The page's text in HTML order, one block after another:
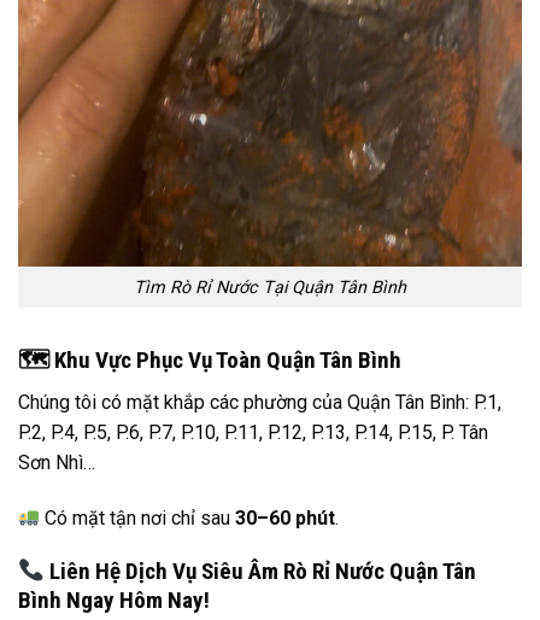
Tìm Rò Rỉ Nước Tại Quận Tân Bình
🗺️ Khu Vực Phục Vụ Toàn Quận Tân Bình
Chúng tôi có mặt khắp các phường của Quận Tân Bình: P.1,
P.2, P.4, P.5, P.6, P.7, P.10, P.11, P.12, P.13, P.14, P.15, P. Tân
Sơn Nhì…
Có mặt tận nơi chỉ sau30–60 phút.
Liên Hệ Dịch Vụ Siêu Âm Rò Rỉ Nước Quận Tân
Bình Ngay Hôm Nay!